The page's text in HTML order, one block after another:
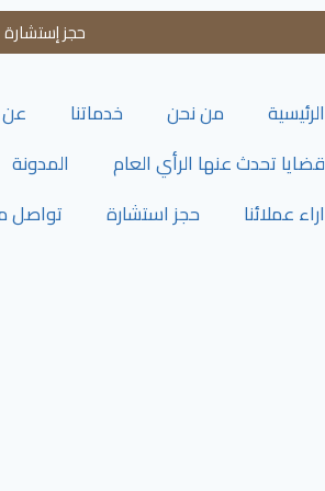
حجز إستشارة
الرئيسية من نحن خدماتنا
قضايا تحدث عنها الرأي العام
المدونة
اراء عملائنا
حجز استشارة تواصل